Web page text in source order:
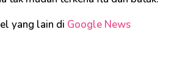
yang lain di Google News